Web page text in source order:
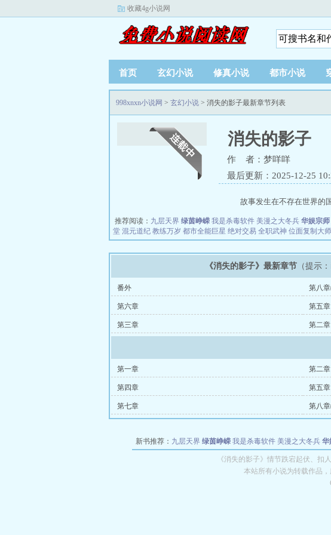
收藏4g小说网
首页 玄幻小说 修真小说 都市小说
998xnxn小说网 > 玄幻小说 > 消失的影子最新章节列表
消失的影子
作 者：梦咩咩
最后更新：2025-12-25
故事发生在不存在世界
推荐阅读： 九层天界 绿茵峥嵘 我是杀毒软件 美漫之大冬兵 华娱宗师
堂 混元道纪 教练万岁 都市全能巨星 绝对交易 全职武神 位面复制大师
《消失的影子》最新章节 （提示
番外 第八
第六章 第五章
第三章 第二章
第一章 第二章
第四章 第五章
第七章 第八
新书推荐： 九层天界 绿茵峥嵘 我是杀毒软件 美漫之大冬兵 华
教练万岁 都市全能巨星 绝对交易 全
《消失的影子》情节跌宕起伏、扣
本站所有小说为转载作品